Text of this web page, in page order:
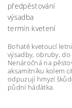
předpěstování
výsadba
termín kvetení
Bohatě kvetoucí
výsadby, obruby,
Nenáročná na
aksamitníku kolem
odpuzují hmyzí
půdní háďátka.